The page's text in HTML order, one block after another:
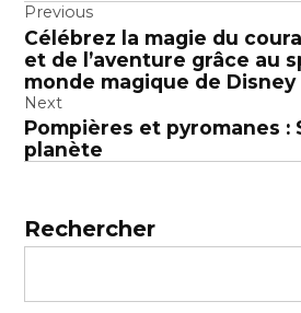
Navigation
de
l’article
Previous
Célébrez la magie du
et de l’aventure grâce au
monde magique de
Next
Pompières et pyromanes :
planète
Rechercher